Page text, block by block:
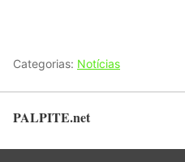
Categorias: Notícias
PALPITE.net